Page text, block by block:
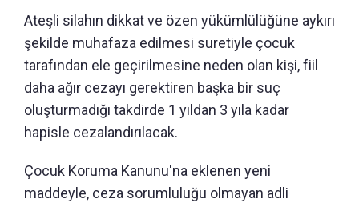
Ateşli silahın dikkat ve özen yükümlülüğüne aykırı
şekilde muhafaza edilmesi suretiyle çocuk
tarafından ele geçirilmesine neden olan kişi, fiil
daha ağır cezayı gerektiren başka bir suç
oluşturmadığı takdirde 1 yıldan 3 yıla kadar
hapisle cezalandırılacak.
Çocuk Koruma Kanunu'na eklenen yeni
maddeyle, ceza sorumluluğu olmayan adli